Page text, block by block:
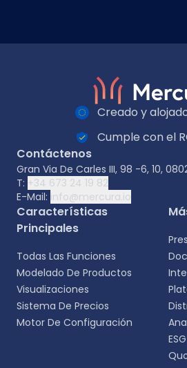
Creado y
Cumple con el
Contáctenos
Gran Via De Carles III, 98 -6, 10,
T: +34 673 24 19 82
E-Mail: info@mercura.io
Características
Principales
Todas Las Funciones
Modelado De Productos
Visualizaciones
Sistema De Precios
Motor De Configuración
ESG